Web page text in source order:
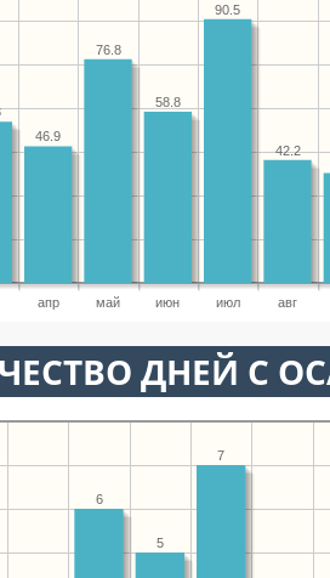
апр май июн июл авг
42.2
90.5
58.8
76.8
46.9
ДНЕЙ С
7
5
6